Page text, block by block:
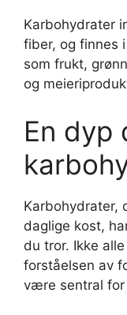
Karbohydrater
fiber, og finnes
som frukt,
og
En dyp
Karbohydrater,
daglige kost,
du tror. Ikke
forståelsen av
være sentral for